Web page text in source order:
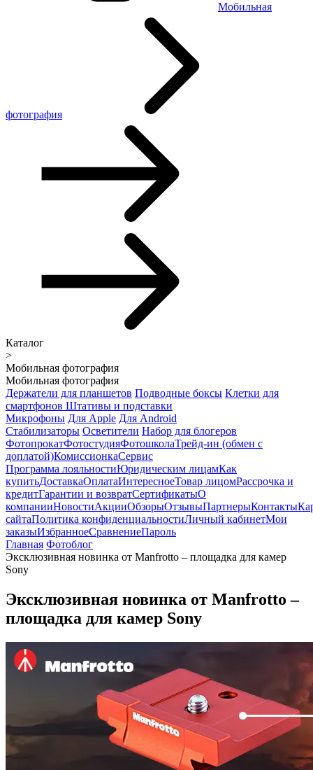
Мобильная
фотография
Каталог
>
Мобильная фотография
Мобильная фотография
Держатели для планшетов Подводные боксы Клетки для
смартфонов Штативы и подставки
Микрофоны Для Apple Для Android
Стабилизаторы Осветители Набор для блогеров
ФотопрокатФотостудияФотошколаТрейд-ин (обмен с
доплатой)КомиссионкаСервис
Программа лояльностиЮридическим лицамКак
купитьДоставкаОплатаИнтересноеТовар лицомРассрочка и
кредитГарантии и возвратСертификатыО
компанииНовостиАкцииОбзорыОтзывыПартнерыКонтакты
сайтаПолитика конфиденциальностиЛичный кабинетМои
заказыИзбранноеСравнениеПароль
Главная Фотоблог
Эксклюзивная новинка от Manfrotto – площадка для камер
Sony
Эксклюзивная новинка от Manfrotto –
площадка для камер Sony